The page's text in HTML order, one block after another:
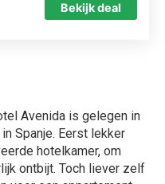
Avenida is gelegen in
Spanje. Eerst lekker
hotelkamer, om
ontbijt. Toch liever zelf
Bekijk deal